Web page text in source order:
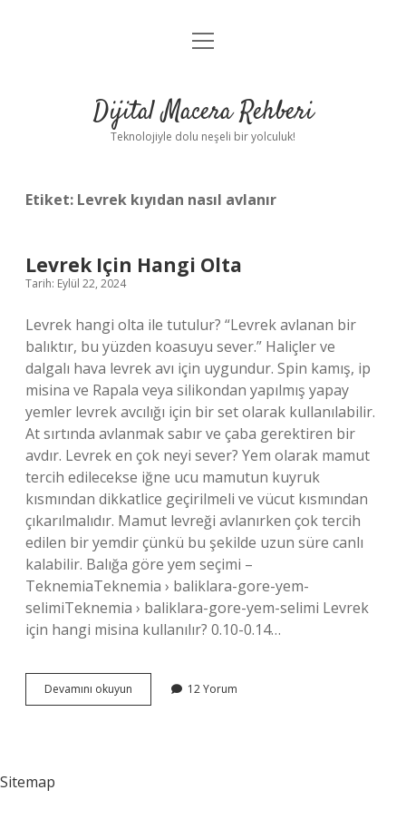
Anasayfa
Yasal Uyarı
menüyü
Dijital Macera Rehberi
Teknolojiyle dolu neşeli bir yolculuk!
Etiket: Levrek kıyıdan nasıl avlanır
Levrek Için Hangi Olta
Tarih: Eylül 22, 2024
Levrek hangi olta ile tutulur? “Levrek avlanan bir
balıktır, bu yüzden koasuyu sever.” Haliçler ve
dalgalı hava levrek avı için uygundur. Spin kamış, ip
misina ve Rapala veya silikondan yapılmış yapay
yemler levrek avcılığı için bir set olarak kullanılabilir.
At sırtında avlanmak sabır ve çaba gerektiren bir
avdır. Levrek en çok neyi sever? Yem olarak mamut
tercih edilecekse iğne ucu mamutun kuyruk
kısmından dikkatlice geçirilmeli ve vücut kısmından
çıkarılmalıdır. Mamut levreği avlanırken çok tercih
edilen bir yemdir çünkü bu şekilde uzun süre canlı
kalabilir. Balığa göre yem seçimi –
TeknemiaTeknemia › baliklara-gore-yem-
selimiTeknemia › baliklara-gore-yem-selimi Levrek
için hangi misina kullanılır? 0.10-0.14…
Devamını okuyun
Için
12 Yorum
Sitemap